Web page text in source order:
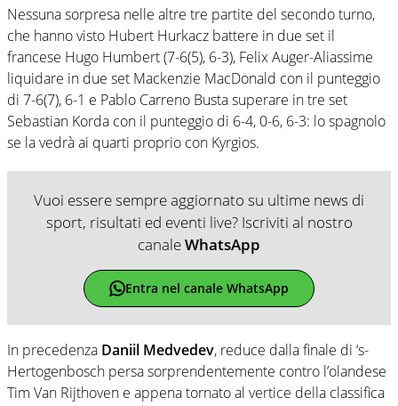
Nessuna sorpresa nelle altre tre partite del secondo turno,
che hanno visto Hubert Hurkacz battere in due set il
francese Hugo Humbert (7-6(5), 6-3), Felix Auger-Aliassime
liquidare in due set Mackenzie MacDonald con il punteggio
di 7-6(7), 6-1 e Pablo Carreno Busta superare in tre set
Sebastian Korda con il punteggio di 6-4, 0-6, 6-3: lo spagnolo
se la vedrà ai quarti proprio con Kyrgios.
Vuoi essere sempre aggiornato su ultime news di
sport, risultati ed eventi live? Iscriviti al nostro
canaleWhatsApp
Entra nel canale WhatsApp
In precedenza Daniil Medvedev, reduce dalla finale di ‘s-
Hertogenbosch persa sorprendentemente contro l’olandese
Tim Van Rijthoven e appena tornato al vertice della classifica